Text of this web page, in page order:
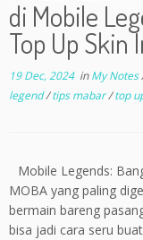
di Mobile
Top Up Skin
19 Dec, 2024inMy Notes
legend/tips mabar/top
Mobile Legends:
MOBA yang paling
bermain bareng
bisa jadi cara seru